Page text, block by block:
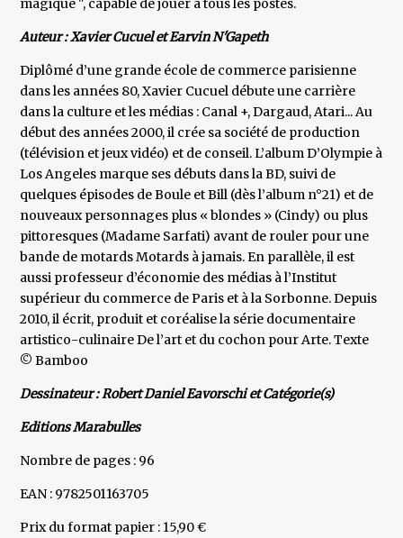
magique ", capable de jouer à tous les postes.
Auteur : Xavier Cucuel et Earvin N'Gapeth
Diplômé d’une grande école de commerce parisienne
dans les années 80, Xavier Cucuel débute une carrière
dans la culture et les médias : Canal +, Dargaud, Atari... Au
début des années 2000, il crée sa société de production
(télévision et jeux vidéo) et de conseil. L’album D’Olympie à
Los Angeles marque ses débuts dans la BD, suivi de
quelques épisodes de Boule et Bill (dès l’album n°21) et de
nouveaux personnages plus « blondes » (Cindy) ou plus
pittoresques (Madame Sarfati) avant de rouler pour une
bande de motards Motards à jamais. En parallèle, il est
aussi professeur d’économie des médias à l’Institut
supérieur du commerce de Paris et à la Sorbonne. Depuis
2010, il écrit, produit et coréalise la série documentaire
artistico-culinaire De l’art et du cochon pour Arte. Texte
© Bamboo
Dessinateur : Robert Daniel Eavorschi et Catégorie(s)
Editions Marabulles
Nombre de pages : 96
EAN : 9782501163705
Prix du format papier : 15,90 €